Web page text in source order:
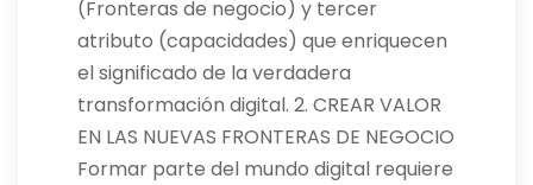
(Fronteras de negocio) y tercer
atributo (capacidades) que enriquecen
el significado de la verdadera
transformación digital. 2. CREAR VALOR
EN LAS NUEVAS FRONTERAS DE NEGOCIO
Formar parte del mundo digital requiere